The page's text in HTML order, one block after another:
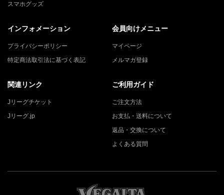
スマホグッズ
インフォメーション
プライバシーポリシー
特定商法取引法に基づく表記
会員向けメニュー
マイページ
メルマガ登録
関連リンク
Jリーグチケット
Jリーグ.jp
ご利用ガイド
ご注文方法
お支払・送料について
返品・交換について
よくある質問